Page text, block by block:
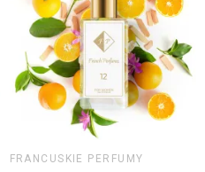
FRANCUSKIE PERFUMY